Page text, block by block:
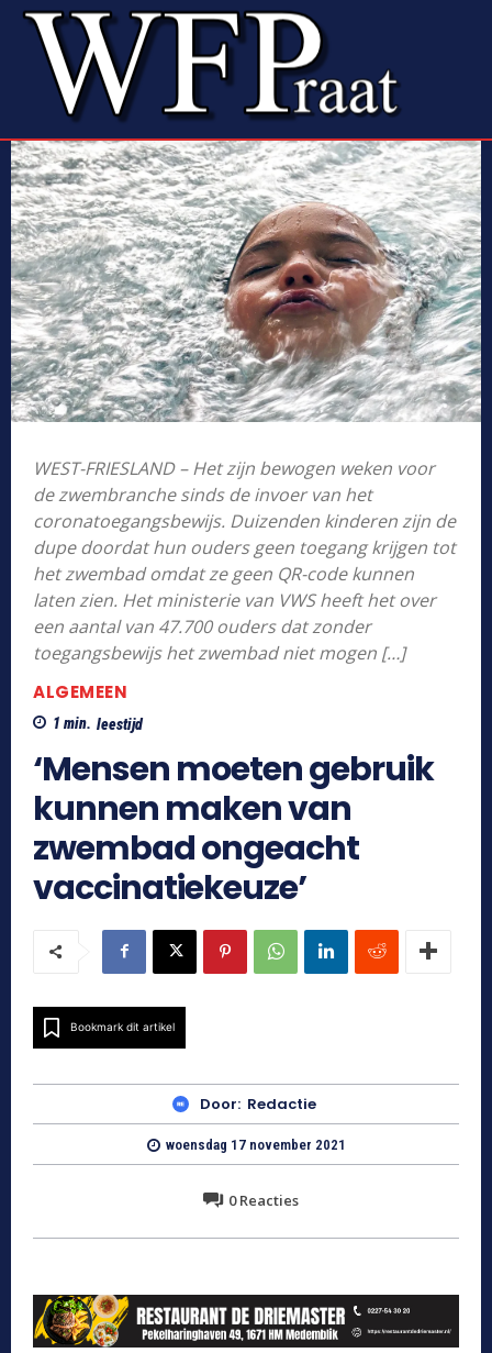
WEST-FRIESLAND – Het zijn bewogen weken voor
de zwembranche sinds de invoer van het
coronatoegangsbewijs. Duizenden kinderen zijn de
dupe doordat hun ouders geen toegang krijgen tot
het zwembad omdat ze geen QR-code kunnen
laten zien. Het ministerie van VWS heeft het over
een aantal van 47.700 ouders dat zonder
toegangsbewijs het zwembad niet mogen […]
ALGEMEEN
1 min. leestijd
‘Mensen moeten gebruik
kunnen maken van
zwembad ongeacht
vaccinatiekeuze’
Bookmark dit artikel
Door: Redactie
woensdag 17 november 2021
0Reacties